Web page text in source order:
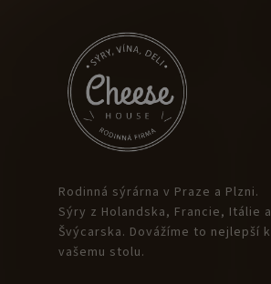
Rodinná sýrárna v Praze a Plzni.
Sýry z Holandska, Francie, Itálie a
Švýcarska. Dovážíme to nejlepší k
vašemu stolu.